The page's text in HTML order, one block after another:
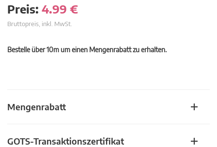
Preis: 4.99 €
Bruttopreis, inkl. MwSt.
Bestelle über 10m um einen Mengenrabatt zu erhalten.
Mengenrabatt
GOTS-Transaktionszertifikat